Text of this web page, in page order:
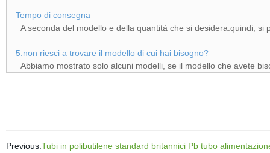
Tempo di consegna
A seconda del modello e della quantità che si desidera.quindi,
5.non riesci a trovare il modello di cui hai bisogno?
Abbiamo mostrato solo alcuni modelli, se il modello che avete
Previous:Tubi in polibutilene standard britannici Pb tubo